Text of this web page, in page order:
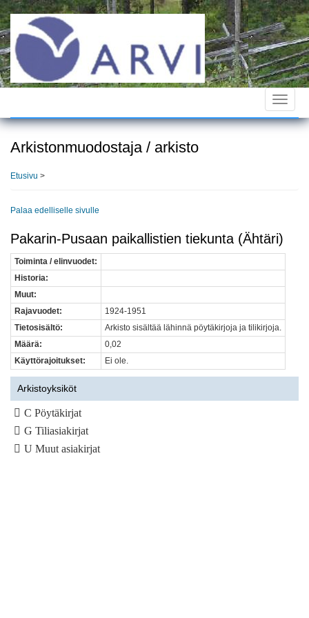
Hyppää
pääsisältöön
Toggle
Arkistonmuodostaja / arkisto
Etusivu >
Palaa edelliselle sivulle
Pakarin-Pusaan paikallistien tiekunta (Ähtäri)
Toiminta / elinvuodet:
Historia:
Muut:
Rajavuodet:
1924-1951
Tietosisältö:
Arkisto sisältää lähinnä pöytäkirjoja ja tilikirjoja.
Määrä:
0,02
Käyttörajoitukset:
Ei ole.
Arkistoyksiköt
C Pöytäkirjat
G Tiliasiakirjat
U Muut asiakirjat